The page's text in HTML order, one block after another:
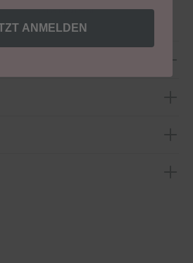
Standfest
ANMELDEN